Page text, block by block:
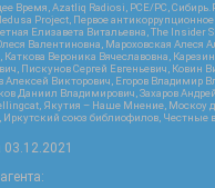
Azatliq Radiosi, PCE/PC,
Project, Первое
Елизавета Витальевна, The
Валентиновна, Мароховская
Вероника Вячеславовна,
Пискунов Сергей Евгеньевич,
Викторович, Егоров
Даниил Владимирович, Захаров
Якутия – Наше Мнение, Москоу
союз библиофилов, Честные
03.12.2021